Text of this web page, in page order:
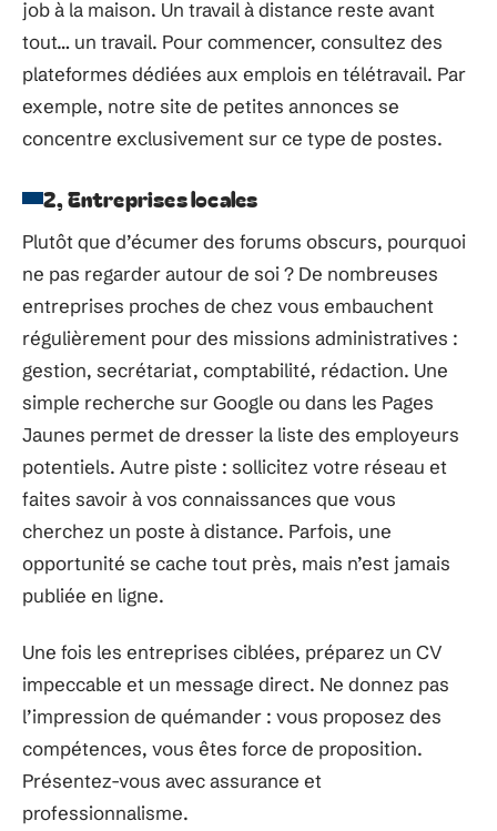
job à la maison. Un travail à distance reste avant
tout… un travail. Pour commencer, consultez des
plateformes dédiées aux emplois en télétravail. Par
exemple, notre site de petites annonces se
concentre exclusivement sur ce type de postes.
2, Entreprises locales
Plutôt que d’écumer des forums obscurs, pourquoi
ne pas regarder autour de soi ? De nombreuses
entreprises proches de chez vous embauchent
régulièrement pour des missions administratives :
gestion, secrétariat, comptabilité, rédaction. Une
simple recherche sur Google ou dans les Pages
Jaunes permet de dresser la liste des employeurs
potentiels. Autre piste : sollicitez votre réseau et
faites savoir à vos connaissances que vous
cherchez un poste à distance. Parfois, une
opportunité se cache tout près, mais n’est jamais
publiée en ligne.
Une fois les entreprises ciblées, préparez un CV
impeccable et un message direct. Ne donnez pas
l’impression de quémander : vous proposez des
compétences, vous êtes force de proposition.
Présentez-vous avec assurance et
professionnalisme.